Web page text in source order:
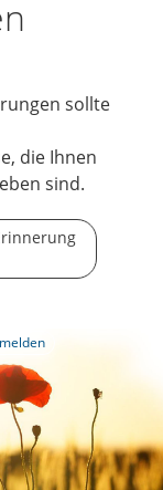
sollte
die Ihnen
sind.